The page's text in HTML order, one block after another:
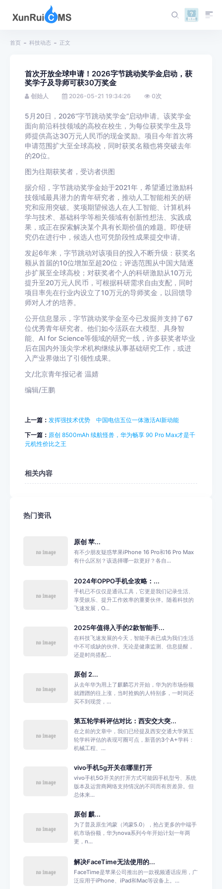
首页 科技动态 正文
首次开放全球申请！2026字节跳动奖学金启动，获
奖学子及导师可获30万奖金
创始人 2026-05-21 19:34:26 0次
5月20日，2026“字节跳动奖学金”启动申请。该奖学金
面向前沿科技领域的高校在校生，为每位获奖学生及导
师提供高达30万元人民币的现金奖励。项目今年首次将
申请范围扩大至全球高校，同时获奖名额也将突破去年
的20位。
图为往期获奖者，受访者供图
据介绍，字节跳动奖学金始于2021年，希望通过激励科
技领域最具潜力的青年研究者，推动人工智能相关的研
究和应用突破。奖项期望候选人在人工智能、计算机科
学与技术、基础科学等相关领域有创新性想法、实践成
果，或正在探索解决某个具有长期价值的难题。即使研
究仍在进行中，候选人也可凭阶段性成果提交申请。
发起6年来，字节跳动对该项目的投入不断升级：获奖名
额从首届的10位增加至超20位；评选范围从中国大陆逐
步扩展至全球高校；对获奖者个人的科研激励从10万元
提升至20万元人民币，可根据科研需求自由支配，同时
项目率先在行业内设立了10万元的导师奖金，以回馈导
师对人才的培养。
公开信息显示，字节跳动奖学金至今已发掘并支持了67
位优秀青年研究者。他们如今活跃在大模型、具身智
能、AI for Science等领域的研究一线，许多获奖者毕业
后在国内外顶尖学术机构继续从事基础研究工作，或进
入产业界做出了引领性成果。
文/北京青年报记者 温婧
编辑/王鹏
上一篇： 发挥强技术优势 中国电信五位一体激活AI新动能
下一篇： 原创 8500mAh 续航怪兽，华为畅享 90 Pro Max才是千
元机性价比之王
相关内容
热门资讯
原创 苹...
有不少朋友疑惑苹果iPhone 16 Pro和16 Pro Max
有什么区别？该选择哪一款更好？各自...
2024年OPPO手机全攻略：...
手机已不仅仅是通讯工具，它更是我们记录生活、
享受娱乐、提升工作效率的重要伙伴。随着科技的
飞速发展，O...
2025年值得入手的2款智能手...
在科技飞速发展的今天，智能手表已成为我们生活
中不可或缺的伙伴。无论是健康监测、信息提醒，
还是时尚搭配...
原创 2...
从去年华为用上了麒麟芯片开始，华为的市场份额
就蹭蹭的往上涨，当时抢购的人特别多，一时间还
买不到现货，...
第五轮学科评估对比：西安交大突...
在之前的文章中，我们已经提及西安交通大学第五
轮学科评估的表现可圈可点，新晋的3个A+学科：
机械工程、...
vivo手机5g开关在哪里打开
vivo手机5G开关的打开方式可能因手机型号、系统
版本及运营商网络支持情况的不同而有所差异。但
总体来...
原创 麒...
为了普及原生鸿蒙（鸿蒙5.0），抢占更多的中端手
机市场份额，华为nova系列今年开始计划一年两
更，n...
解决FaceTime无法使用的...
FaceTime是苹果公司推出的一款视频通话应用，广
泛应用于iPhone、iPad和Mac等设备上。...